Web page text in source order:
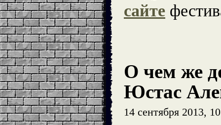
сайте
О чем же
Юстас
14 сентября 2013,